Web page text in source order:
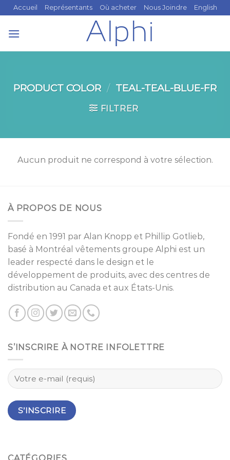
Skip
to
content
Accueil Représentants Où acheter Nous Joindre English
PRODUCT COLOR / TEAL-TEAL-BLUE-FR
FILTRER
Aucun produit ne correspond à votre sélection.
À PROPOS DE NOUS
Fondé en 1991 par Alan Knopp et Phillip Gotlieb,
basé à Montréal vêtements groupe Alphi est un
leader respecté dans le design et le
développement de produits, avec des centres de
distribution au Canada et aux États-Unis.
S’INSCRIRE À NOTRE INFOLETTRE